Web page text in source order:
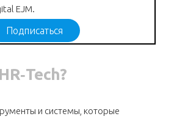
EJM.
Подписаться
и системы, которые